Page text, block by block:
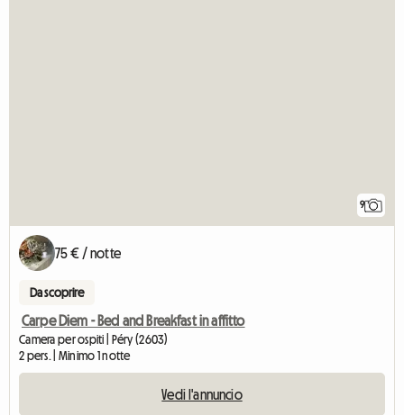
9
75 € / notte
Da scoprire
Carpe Diem - Bed and Breakfast in affitto
Camera per ospiti | Péry (2603)
2 pers. | Minimo 1 notte
Vedi l'annuncio